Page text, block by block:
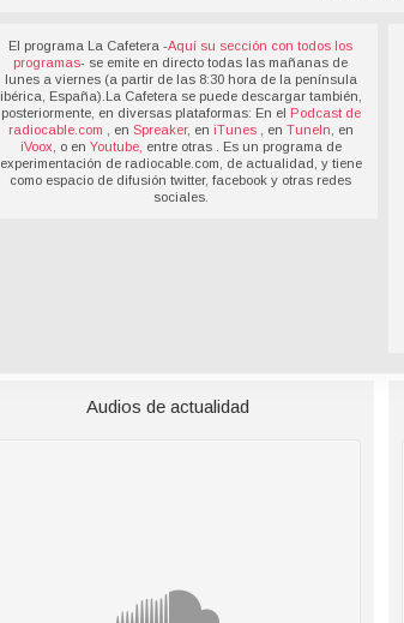
El programa La Cafetera -Aquí su sección con todos los
programas- se emite en directo todas las mañanas de
lunes a viernes (a partir de las 8:30 hora de la península
ibérica, España).La Cafetera se puede descargar también,
posteriormente, en diversas plataformas: En el
Podcast de
radiocable.com
, en Spreaker, en iTunes , en TuneIn , en
iVoox , o en Youtube, entre otras . Es un programa de
experimentación de radiocable.com, de actualidad, y tiene
como espacio de difusión twitter, facebook y otras redes
sociales.
Audios de actualidad